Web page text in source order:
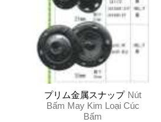
プリム金属スナップ Nút
Bấm May Kim Loại Cúc
Bấm